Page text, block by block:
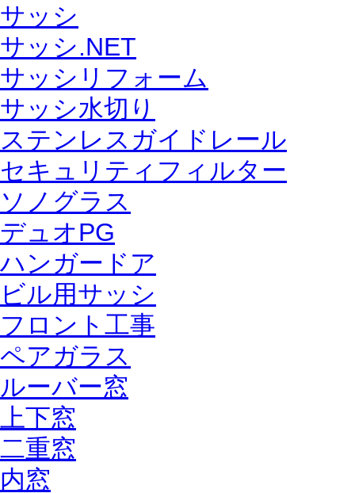
サッシ
サッシ.NET
サッシリフォーム
サッシ水切り
ステンレスガイドレール
セキュリティフィルター
ソノグラス
デュオPG
ハンガードア
ビル用サッシ
フロント工事
ペアガラス
ルーバー窓
上下窓
二重窓
内窓